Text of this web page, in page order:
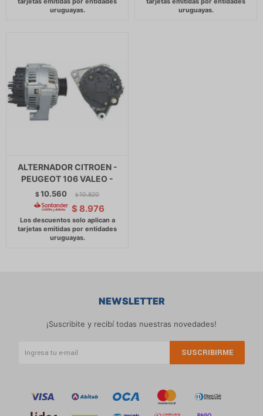
ALTERNADOR CITROEN -
PEUGEOT 106 VALEO -
$10.560 $ 10.820
$ 8.976
NEWSLETTER
¡Suscribite y recibí todas nuestras novedades!
SUSCRIBIRME